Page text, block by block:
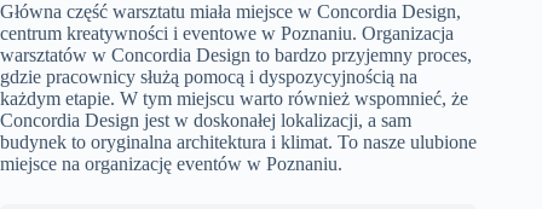
Główna część warsztatu miała miejsce w Concordia Design,
centrum kreatywności i eventowe w Poznaniu. Organizacja
warsztatów w Concordia Design to bardzo przyjemny proces,
gdzie pracownicy służą pomocą i dyspozycyjnością na
każdym etapie. W tym miejscu warto również wspomnieć, że
Concordia Design jest w doskonałej lokalizacji, a sam
budynek to oryginalna architektura i klimat. To nasze ulubione
miejsce na organizację eventów w Poznaniu.